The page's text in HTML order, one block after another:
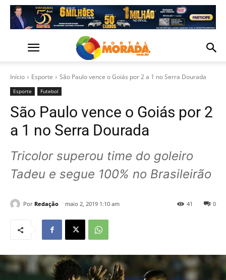
Início Esporte São Paulo vence o Goiás por 2 a 1 no Serra Dourada
Esporte Futebol
São Paulo vence o Goiás por 2
a 1 no Serra Dourada
Tricolor superou time do goleiro
Tadeu e segue 100% no Brasileirão
Por Redação maio 2, 2019 1:10 am 0
41